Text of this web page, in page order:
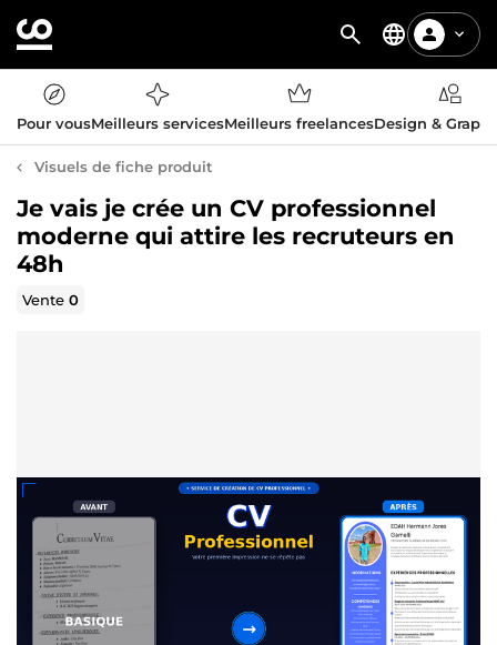
Pour vousMeilleurs servicesMeilleurs freelancesDesign &
Visuels de fiche produit
Je vais je crée un CV professionnel
moderne qui attire les recruteurs en
48h
Vente0